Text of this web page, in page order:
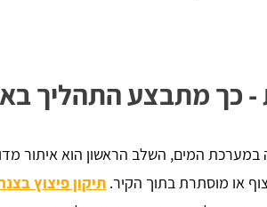
- כך מתבצע התהליך
המים, השלב הראשון הוא איתור
או מוסתרת בתוך הקיר. תיקון פיצוץ